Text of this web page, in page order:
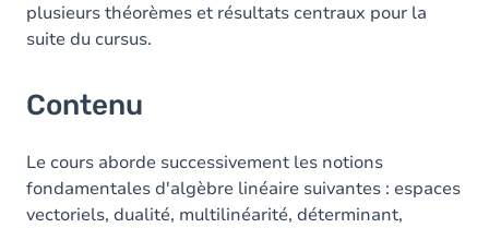
plusieurs théorèmes et résultats centraux pour la
suite du cursus.
Contenu
Le cours aborde successivement les notions
fondamentales d'algèbre linéaire suivantes : espaces
vectoriels, dualité, multilinéarité, déterminant,